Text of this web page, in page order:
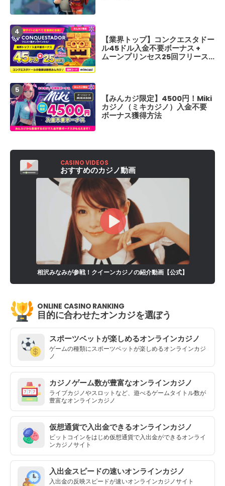
【業界トップ】コンクエスタドー
ル45ドル入金不要ボーナス +
ムーンプリンセス25回フリース
【みんカジ限定】4500円！Miki
カジノ（ミキカジノ）入金不要
ボーナス獲得方法
【最新情報】ブ
18 勝敗予想、喧
カード、開催日
【最新情報】ブ
17.5 勝敗予想、
CASINO VIDEOS
おすすめのカジノ動画
相沢みなみが参戦！クイーンカジノの紹介動画【公式】
ONLINE CASINO RANKING
目的に合わせたオンカジを選ぼう
スポーツベットが楽しめるオンラインカジノ
ゲームの種類にスポーツベットが楽しめるオンラインカジ
ノ
カジノゲーム数が豊富なオンラインカジノ
ライブカジノやスロットなど、遊べるゲームタイトル数が
豊富なオンラインカジノ
仮想通貨で入出金できるオンラインカジノ
ビットコインをはじめ仮想通貨で入出金ができるオンライ
ンカジノサイト
入出金スピードの速いオンラインカジノ
入出金の反映スピードが速いオンラインカジノサイト